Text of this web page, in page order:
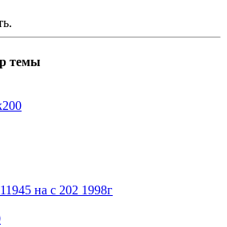
на с 202 1998г